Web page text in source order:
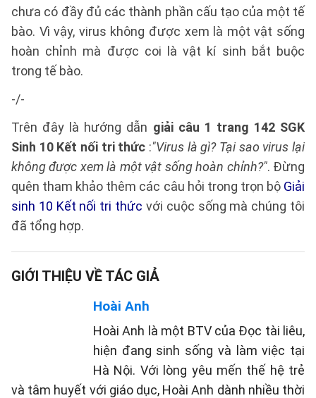
chưa có đầy đủ các thành phần cấu tạo của một tế
bào. Vì vậy, virus không được xem là một vật sống
hoàn chỉnh mà được coi là vật kí sinh bắt buộc
trong tế bào.
-/-
Trên đây là hướng dẫn giải câu 1 trang 142 SGK
Sinh 10 Kết nối tri thức :"Virus là gì? Tại sao virus lại
không được xem là một vật sống hoàn chỉnh?". Đừng
quên tham khảo thêm các câu hỏi trong trọn bộ Giải
sinh 10 Kết nối tri thức với cuộc sống mà chúng tôi
đã tổng hợp.
GIỚI THIỆU VỀ TÁC GIẢ
Hoài Anh
Hoài Anh là một BTV của Đọc tài liêu,
hiện đang sinh sống và làm việc tại
Hà Nội. Với lòng yêu mến thế hệ trẻ
và tâm huyết với giáo dục, Hoài Anh dành nhiều thời